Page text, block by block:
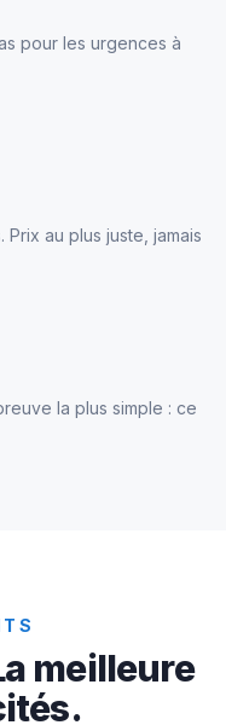
pour les urgences à
au plus juste, jamais
la plus simple : ce
meilleure